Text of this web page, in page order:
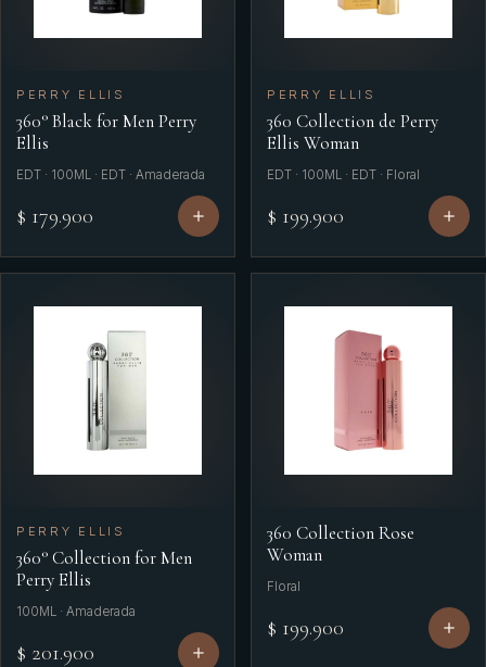
PERRY ELLIS
360° Black for Men Perry
Ellis
EDT · 100ML · EDT · Amaderada
$ 179.900
PERRY ELLIS
360 Collection de Perry
Ellis Woman
EDT · 100ML · EDT · Floral
$ 199.900
PERRY ELLIS
360° Collection for Men
Perry Ellis
100ML · Amaderada
$ 201.900
360 Collection Rose
Woman
Floral
$ 199.900